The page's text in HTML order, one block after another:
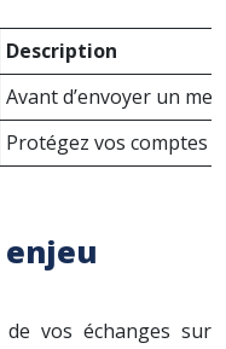
Description
Avant d’envoyer un
Protégez vos comptes
vos échanges sur